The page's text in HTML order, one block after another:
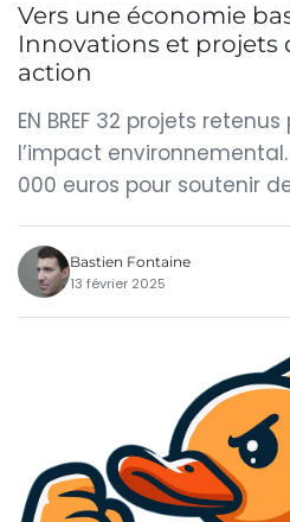
Vers une économie
Innovations et projets
action
EN BREF 32 projets
l’impact
000 euros pour soutenir
Bastien Fontaine
13 février 2025